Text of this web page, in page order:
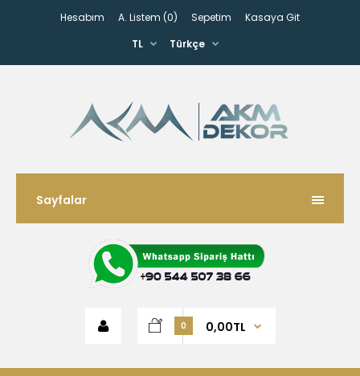
Hesabım A. Listem (0) Sepetim
Kasaya Git
TL
Türkçe
Sayfalar
0 0,00TL